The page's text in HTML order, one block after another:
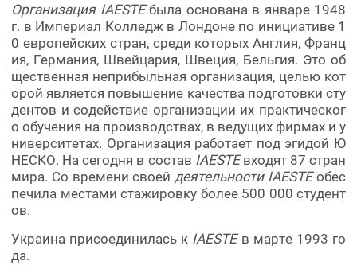
Организация IAESTEбыла основана в январе 1948
г. в Империал Колледж в Лондоне по инициативе 1
0 европейских стран, среди которых Англия, Франц
ия, Германия, Швейцария, Швеция, Бельгия. Это об
щественная неприбыльная организация, целью кот
орой является повышение качества подготовки сту
дентов и содействие организации их практическог
о обучения на производствах, в ведущих фирмах и у
ниверситетах. Организация работает под эгидой Ю
НЕСКО. На сегодня в состав IAESTEвходят 87 стран
мира. Со времени своей деятельности IAESTEобес
печила местами стажировку более 500 000 студент
ов.
Украина присоединилась к IAESTEв марте 1993 го
да.